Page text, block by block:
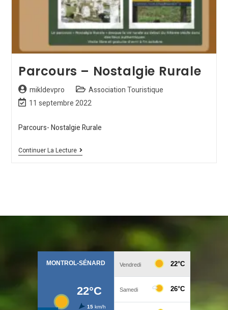
Parcours – Nostalgie Rurale
mikldevpro
Association Touristique
11 septembre 2022
Parcours- Nostalgie Rurale
Continuer La Lecture